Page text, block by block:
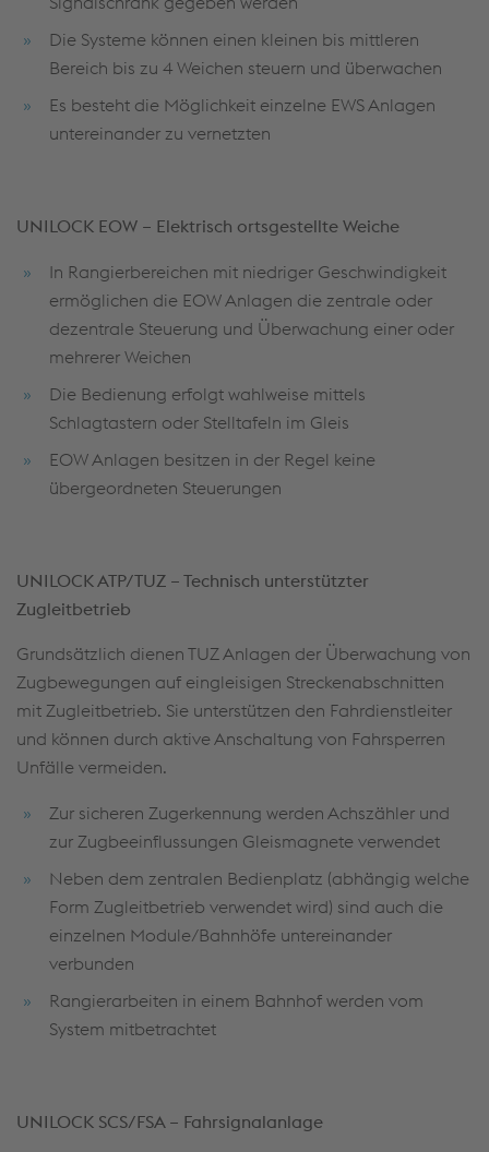
Die Systeme können einen kleinen bis mittleren
Bereich bis zu 4 Weichen steuern und überwachen
Es besteht die Möglichkeit einzelne EWS Anlagen
untereinander zu vernetzten
UNILOCK EOW – Elektrisch ortsgestellte Weiche
In Rangierbereichen mit niedriger Geschwindigkeit
ermöglichen die EOW Anlagen die zentrale oder
dezentrale Steuerung und Überwachung einer oder
mehrerer Weichen
Die Bedienung erfolgt wahlweise mittels
Schlagtastern oder Stelltafeln im Gleis
EOW Anlagen besitzen in der Regel keine
übergeordneten Steuerungen
UNILOCK ATP/TUZ – Technisch unterstützter
Zugleitbetrieb
Grundsätzlich dienen TUZ Anlagen der Überwachung von
Zugbewegungen auf eingleisigen Streckenabschnitten
mit Zugleitbetrieb. Sie unterstützen den Fahrdienstleiter
und können durch aktive Anschaltung von Fahrsperren
Unfälle vermeiden.
Zur sicheren Zugerkennung werden Achszähler und
zur Zugbeeinflussungen Gleismagnete verwendet
Neben dem zentralen Bedienplatz (abhängig welche
Form Zugleitbetrieb verwendet wird) sind auch die
einzelnen Module/Bahnhöfe untereinander
verbunden
Rangierarbeiten in einem Bahnhof werden vom
System mitbetrachtet
UNILOCK SCS/FSA – Fahrsignalanlage